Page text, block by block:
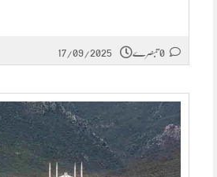
17/09/2025